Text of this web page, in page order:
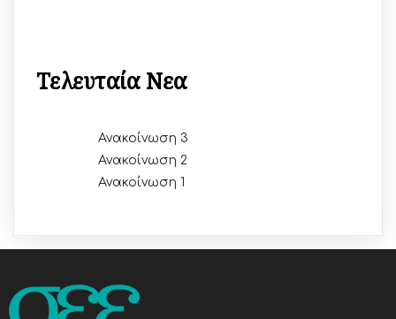
Τελευταία Νεα
Ανακοίνωση 3
Ανακοίνωση 2
Ανακοίνωση 1